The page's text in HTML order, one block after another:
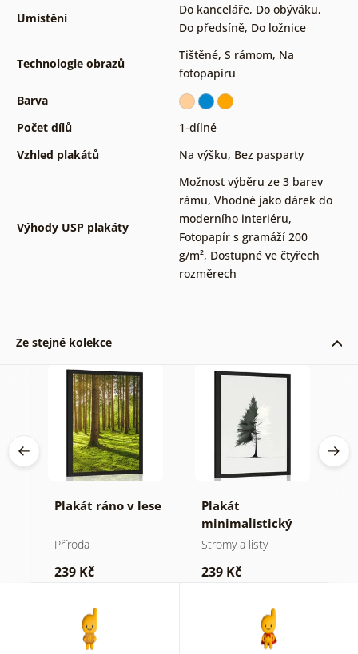
Umístění
Do kanceláře, Do obýváku,
Do předsíně, Do ložnice
Technologie obrazů
Tištěné, S rámom, Na
fotopapíru
Barva
Počet dílů
1-dílné
Vzhled plakátů
Na výšku, Bez pasparty
Výhody USP plakáty
Možnost výběru ze 3 barev
rámu, Vhodné jako dárek do
moderního interiéru,
Fotopapír s gramáží 200
g/m², Dostupné ve čtyřech
rozměrech
Ze stejné kolekce
Plakát ráno v lese
Příroda
239 Kč
Plakát
minimalistický
jehličnatý strom
Stromy a listy
239 Kč